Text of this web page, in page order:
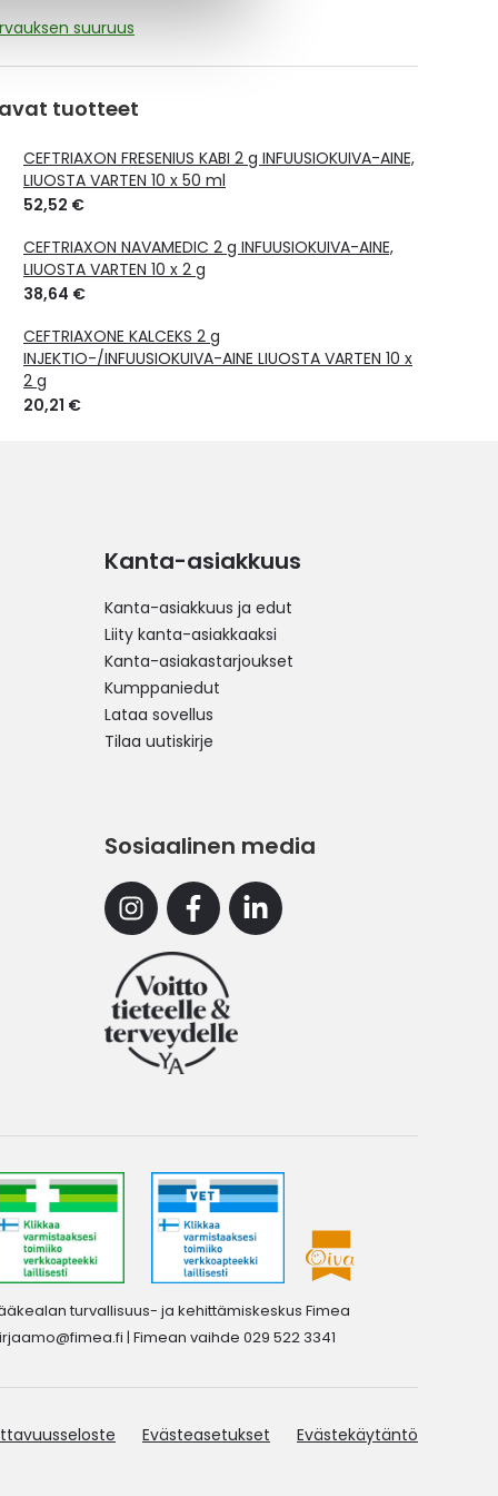
suuruus
tuotteet
CEFTRIAXON FRESENIUS KABI 2 g INFUUSIOKUIVA-AINE,
LIUOSTA VARTEN 10 x 50 ml
52,52 €
CEFTRIAXON NAVAMEDIC 2 g INFUUSIOKUIVA-AINE,
LIUOSTA VARTEN 10 x 2 g
38,64 €
CEFTRIAXONE KALCEKS 2 g
INJEKTIO-/INFUUSIOKUIVA-AINE LIUOSTA VARTEN 10 x
2 g
20,21 €
Kanta-asiakkuus
Kanta-asiakkuus ja edut
Liity kanta-asiakkaaksi
Kanta-asiakastarjoukset
Kumppaniedut
Lataa sovellus
Tilaa uutiskirje
Sosiaalinen media
InstagramFacebookLinkedin
turvallisuus- ja kehittämiskeskus Fimea
| Fimean vaihde 029 522 3341
Evästeasetukset Evästekäytäntö